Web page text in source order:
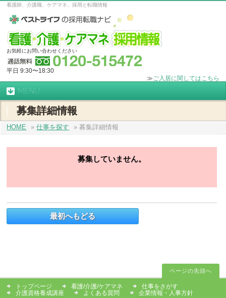
看護師、介護職、ケアマネ、採用と転職情報
お気軽にお問い合わせください
平日 9:30〜18:30
≫ご入居に関してはこちら
MENU
募集詳細情報
HOME »仕事を探す » 募集詳細情報
募集していません。
最初へもどる
ページの先頭へ
トップページ 看護/介護/ケアマネ
仕事をさがす
介護資格養成講座
よくある質問 企業情報・人事方針